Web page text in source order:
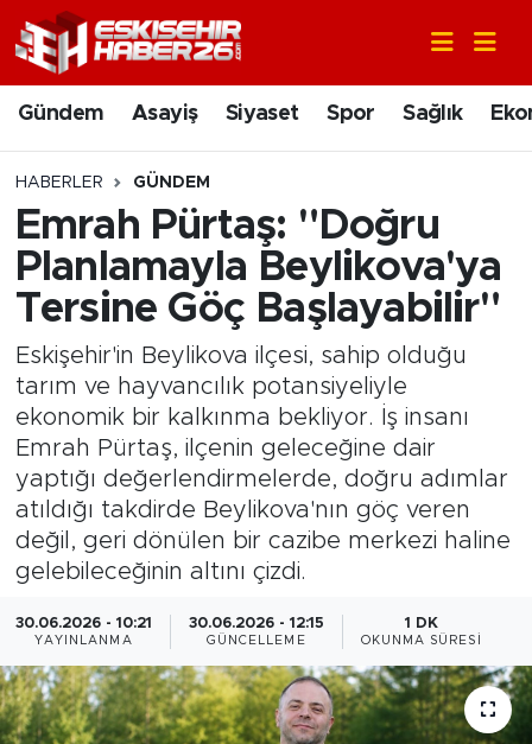
Gündem Asayiş Siyaset Spor Sağlık
HABERLER GÜNDEM
Emrah Pürtaş: "Doğru
Planlamayla Beylikova'ya
Tersine Göç Başlayabilir"
Eskişehir'in Beylikova ilçesi, sahip olduğu
tarım ve hayvancılık potansiyeliyle
ekonomik bir kalkınma bekliyor. İş insanı
Emrah Pürtaş, ilçenin geleceğine dair
yaptığı değerlendirmelerde, doğru adımlar
atıldığı takdirde Beylikova'nın göç veren
değil, geri dönülen bir cazibe merkezi haline
gelebileceğinin altını çizdi.
30.06.2026 - 10:21
YAYINLANMA
30.06.2026 - 12:15
GÜNCELLEME
1 DK
OKUNMA SÜRESI
Gündem
Asayiş
Siyaset
Spor
Ekonomi
Eğitim
Sanat
Bölge
Teknoloji
Magazin
Nöbetçi Eczaneler
Hava Durumu
Trafik Durumu
Süper Lig Puan Durumu ve Fikstür
Son Dakika Haberleri
Haber Arşivi